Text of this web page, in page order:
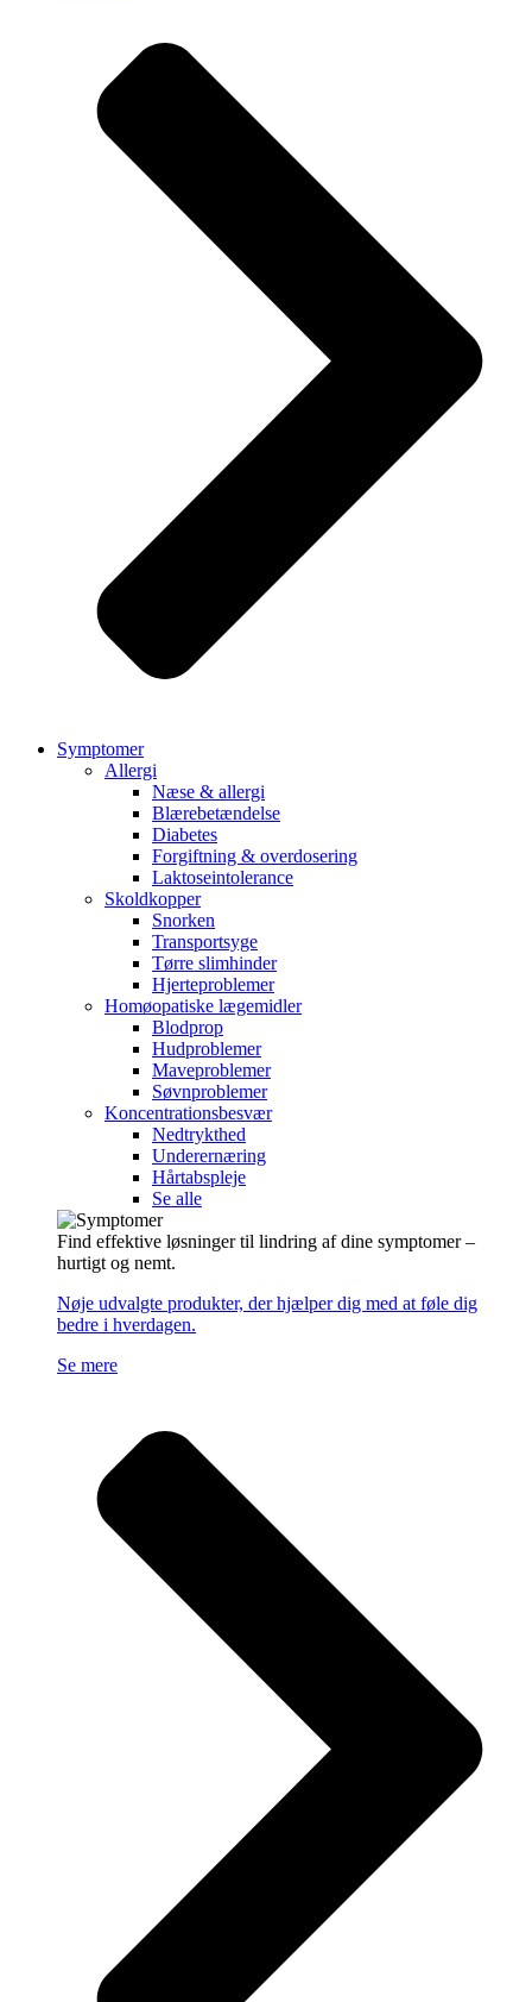
Symptomer
Allergi
Næse & allergi
Blærebetændelse
Diabetes
Forgiftning & overdosering
Laktoseintolerance
Skoldkopper
Snorken
Transportsyge
Tørre slimhinder
Hjerteproblemer
Homøopatiske lægemidler
Blodprop
Hudproblemer
Maveproblemer
Søvnproblemer
Koncentrationsbesvær
Nedtrykthed
Underernæring
Hårtabspleje
Se alle
Find effektive løsninger til lindring af dine symptomer –
hurtigt og nemt.
Nøje udvalgte produkter, der hjælper dig med at føle dig
bedre i hverdagen.
Se mere